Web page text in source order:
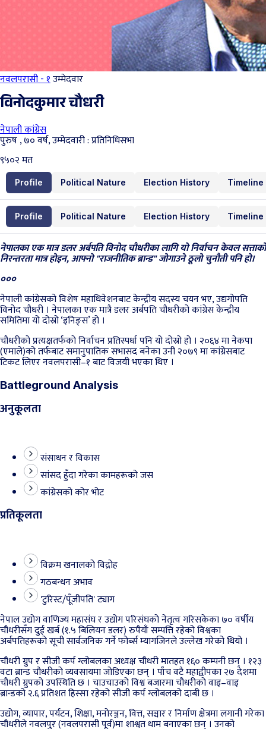
नवलपरासी - १उम्मेदवार
विनोदकुमार चौधरी
नेपाली कांग्रेस
पुरुष , ७० वर्ष, उम्मेदवारी : प्रतिनिधिसभा
९५०२मत
Profile Political Nature Election History Timeline
Profile Political Nature Election History Timeline
नेपालका एक मात्र डलर अर्बपति विनोद चौधरीका लागि यो निर्वाचन केवल सत्ताको
निरन्तरता मात्र होइन, आफ्नो "राजनीतिक ब्रान्ड" जोगाउने ठूलो चुनौती पनि हो।
०००
नेपाली कांग्रेसको विशेष महाधिवेशनबाट केन्द्रीय सदस्य चयन भए, उद्यगोपति
विनोद चौधरी । नेपालका एक मात्रै डलर अर्बपति चौधरीको कांग्रेस केन्द्रीय
समितिमा यो दोस्रो ‘इनिङ्स’ हो ।
चौधरीको प्रत्यक्षतर्फको निर्वाचन प्रतिस्पर्धा पनि यो दोस्रो हो । २०६४ मा नेकपा
(एमाले)को तर्फबाट समानुपातिक सभासद बनेका उनी २०७९ मा कांग्रेसबाट
टिकट लिएर नवलपरासी–१ बाट विजयी भएका थिए ।
Battleground Analysis
अनुकूलता
संसाधन र विकास
सांसद हुँदा गरेका कामहरूको जस
कांग्रेसको कोर भोट
प्रतिकूलता
विक्रम खनालको विद्रोह
गठबन्धन अभाव
'टुरिस्ट/पूँजीपति' ट्याग
नेपाल उद्योग वाणिज्य महासंघ र उद्योग परिसंघको नेतृत्व गरिसकेका ७० वर्षीय
चौधरीसँग दुई खर्ब (१.५ बिलियन डलर) रुपैयाँ सम्पत्ति रहेको विश्वका
अर्बपतिहरूको सूची सार्वजनिक गर्ने फोर्ब्स म्यागजिनले उल्लेख गरेको थियो ।
चौधरी ग्रुप र सीजी कर्प ग्लोबलका अध्यक्ष चौधरी मातहत १६० कम्पनी छन् । १२३
वटा ब्रान्ड चौधरीको व्यवसायमा जोडिएका छन् । पाँच वटै महाद्वीपका २७ देशमा
चौधरी ग्रुपको उपस्थिति छ । चाउचाउको विश्व बजारमा चौधरीको वाइ–वाइ
ब्रान्डको २.६ प्रतिशत हिस्सा रहेको सीजी कर्प ग्लोबलको दाबी छ ।
उद्योग, व्यापार, पर्यटन, शिक्षा, मनोरञ्जन, वित्त, सञ्चार र निर्माण क्षेत्रमा लगानी गरेका
चौधरीले नवलपुर (नवलपरासी पूर्व)मा शाश्वत धाम बनाएका छन् । उनको